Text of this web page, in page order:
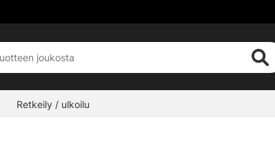
Retkeily / ulkoilu